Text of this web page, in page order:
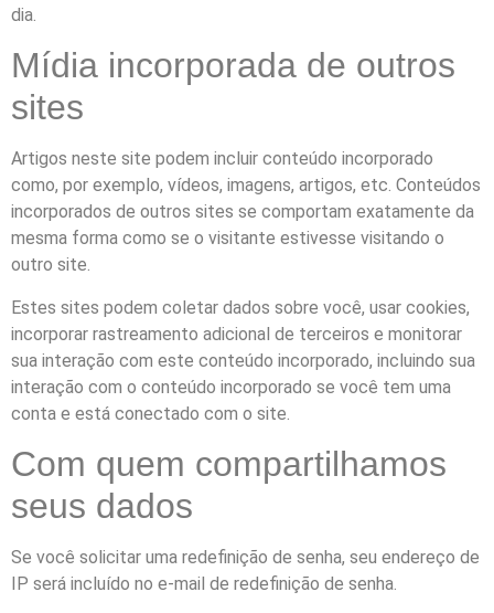
dia.
Mídia incorporada de outros
sites
Artigos neste site podem incluir conteúdo incorporado
como, por exemplo, vídeos, imagens, artigos, etc. Conteúdos
incorporados de outros sites se comportam exatamente da
mesma forma como se o visitante estivesse visitando o
outro site.
Estes sites podem coletar dados sobre você, usar cookies,
incorporar rastreamento adicional de terceiros e monitorar
sua interação com este conteúdo incorporado, incluindo sua
interação com o conteúdo incorporado se você tem uma
conta e está conectado com o site.
Com quem compartilhamos
seus dados
Se você solicitar uma redefinição de senha, seu endereço de
IP será incluído no e-mail de redefinição de senha.